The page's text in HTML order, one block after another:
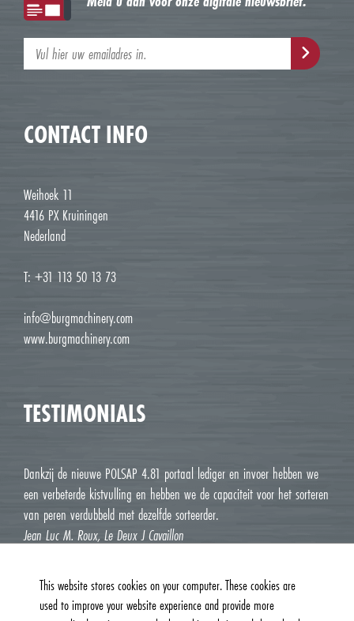
CONTACT INFO
Weihoek 11
4416 PX Kruiningen
Nederland
T: +31 113 50 13 73
info@burgmachinery.com
www.burgmachinery.com
TESTIMONIALS
Dankzij de nieuwe POLSAP 4.81 portaal lediger en invoer hebben we
een verbeterde kistvulling en hebben we de capaciteit voor het sorteren
van peren verdubbeld met dezelfde sorteerder.
Jean Luc M. Roux, Le Deux J Cavaillon
This website stores cookies on your computer. These cookies are
used to improve your website experience and provide more